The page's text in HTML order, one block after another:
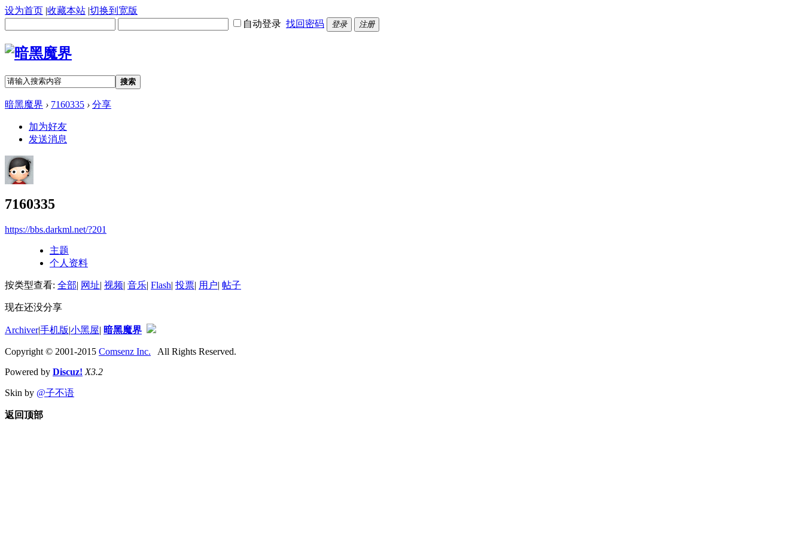
设为首页 |收藏本站 |切换到宽版
自动登录 找回密码 登录 注册
搜索
暗黑魔界 › 7160335 › 分享
加为好友
发送消息
7160335
https://bbs.darkml.net/?201
主题
个人资料
按类型查看: 全部| 网址| 视频| 音乐| Flash| 投票| 用户| 帖子
现在还没分享
Archiver|手机版|小黑屋| 暗黑魔界
Copyright © 2001-2015 Comsenz Inc. All Rights Reserved.
Powered by Discuz! X3.2
Skin by @子不语
返回顶部